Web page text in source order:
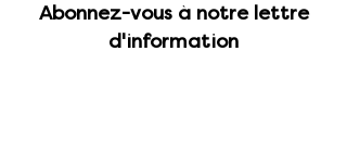
Abonnez-vous à notre lettre
d'information